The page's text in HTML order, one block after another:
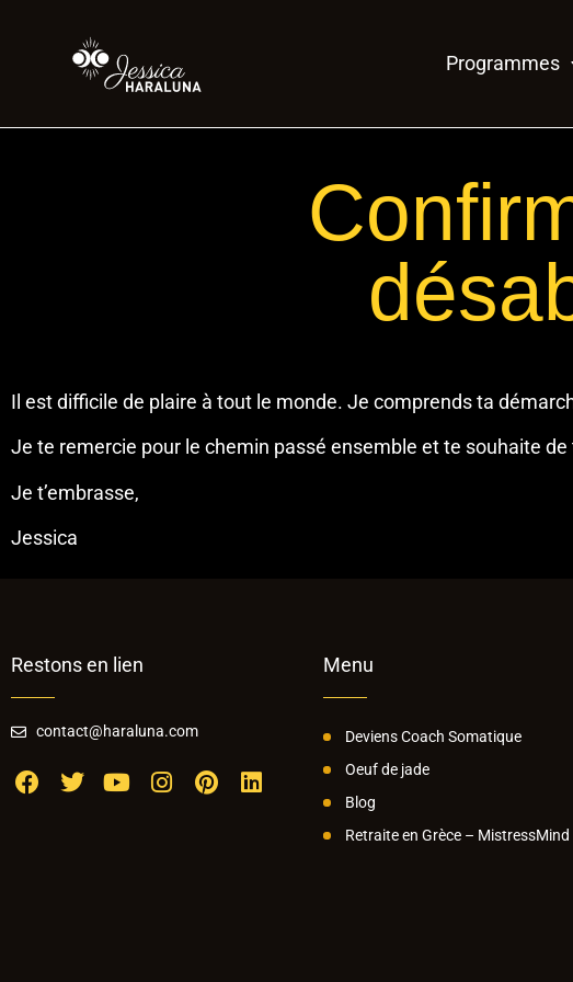
Programmes
Il est difficile de plaire à tout le monde. Je comprends ta
Je te remercie pour le chemin passé ensemble et te souhaite
Je t’embrasse,
Jessica
Restons en lien
contact@haraluna.com
Menu
Deviens Coach Somatique
Oeuf de jade
Blog
Retraite en Grèce – MistressMind